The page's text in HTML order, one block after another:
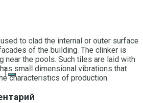
to clad the internal or outer surface
of the building. The clinker is
near the pools. Such tiles are laid with
small dimensional vibrations that
characteristics of production.